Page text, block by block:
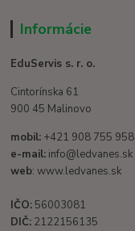
Informácie
EduServis s. r. o.
Cintorínska 61
900 45 Malinovo
mobil: +421 908 755 958
e-mail: info@ledvanes.sk
web: www.ledvanes.sk
IČO: 56003081
DIČ: 2122156135